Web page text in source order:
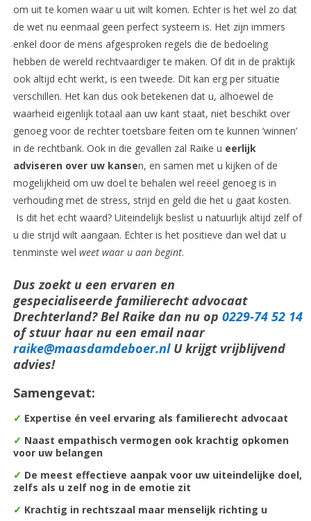
om uit te komen waar u uit wilt komen. Echter is het wel zo dat
de wet nu eenmaal geen perfect systeem is. Het zijn immers
enkel door de mens afgesproken regels die de bedoeling
hebben de wereld rechtvaardiger te maken. Of dit in de praktijk
ook altijd echt werkt, is een tweede. Dit kan erg per situatie
verschillen. Het kan dus ook betekenen dat u, alhoewel de
waarheid eigenlijk totaal aan uw kant staat, niet beschikt over
genoeg voor de rechter toetsbare feiten om te kunnen ‘winnen’
in de rechtbank. Ook in die gevallen zal Raike u eerlijk
adviseren over uw kansen, en samen met u kijken of de
mogelijkheid om uw doel te behalen wel reëel genoeg is in
verhouding met de stress, strijd en geld die het u gaat kosten.
Is dit het echt waard? Uiteindelijk beslist u natuurlijk altijd zelf of
u die strijd wilt aangaan. Echter is het positieve dan wel dat u
tenminste wel weet waar u aan begint.
Dus zoekt u een ervaren en
gespecialiseerde familierecht advocaat
Drechterland? Bel Raike dan nu op 0229-74 52 14
of stuur haar nu een email naar
raike@maasdamdeboer.nl U krijgt vrijblijvend
advies!
Samengevat:
✓ Expertise én veel ervaring als familierecht advocaat
✓ Naast empathisch vermogen ook krachtig opkomen
voor uw belangen
✓ De meest effectieve aanpak voor uw uiteindelijke doel,
zelfs als u zelf nog in de emotie zit
✓ Krachtig in rechtszaal maar menselijk richting u